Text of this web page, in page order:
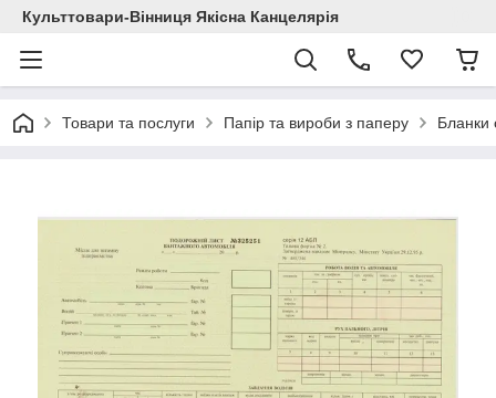
Культтовари-Вінниця Якісна Канцелярія
Товари та послуги Папір та вироби з паперу Бланки